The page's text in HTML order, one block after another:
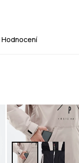
Hodnocení